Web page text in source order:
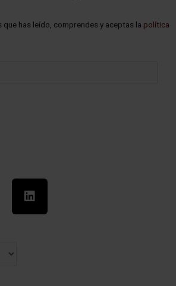
has leído, comprendes y aceptas la política